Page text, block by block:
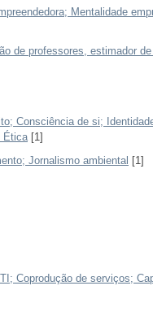
Mentalidade
de professores, estimador
Consciência de si;
Ética[1]
Jornalismo ambiental [1]
Coprodução de serviços;